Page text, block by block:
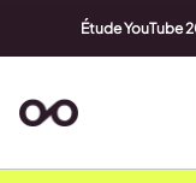
Étude YouTube